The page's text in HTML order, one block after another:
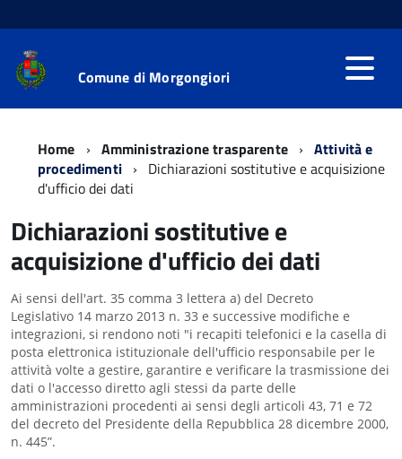
Comune di Morgongiori
Home Amministrazione trasparente
Attività e
procedimenti
Dichiarazioni sostitutive e acquisizione
d'ufficio dei dati
Dichiarazioni sostitutive e
acquisizione d'ufficio dei dati
Ai sensi dell'art. 35 comma 3 lettera a) del Decreto
Legislativo 14 marzo 2013 n. 33 e successive modifiche e
integrazioni, si rendono noti "i recapiti telefonici e la casella di
posta elettronica istituzionale dell'ufficio responsabile per le
attività volte a gestire, garantire e verificare la trasmissione dei
dati o l'accesso diretto agli stessi da parte delle
amministrazioni procedenti ai sensi degli articoli 43, 71 e 72
del decreto del Presidente della Repubblica 28 dicembre 2000,
n. 445”.